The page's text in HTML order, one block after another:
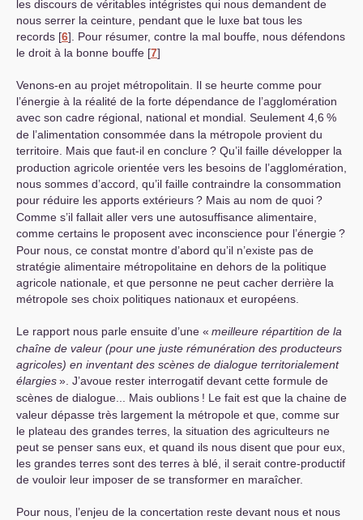
les discours de véritables intégristes qui nous demandent de
nous serrer la ceinture, pendant que le luxe bat tous les
records [6] . Pour résumer, contre la mal bouffe, nous défendons
le droit à la bonne bouffe [7]
Venons-en au projet métropolitain. Il se heurte comme pour
l’énergie à la réalité de la forte dépendance de l’agglomération
avec son cadre régional, national et mondial. Seulement 4,6 %
de l’alimentation consommée dans la métropole provient du
territoire. Mais que faut-il en conclure? Qu’il faille développer la
production agricole orientée vers les besoins de l’agglomération,
nous sommes d’accord, qu’il faille contraindre la consommation
pour réduire les apports extérieurs? Mais au nom de quoi?
Comme s’il fallait aller vers une autosuffisance alimentaire,
comme certains le proposent avec inconscience pour l’énergie?
Pour nous, ce constat montre d’abord qu’il n’existe pas de
stratégie alimentaire métropolitaine en dehors de la politique
agricole nationale, et que personne ne peut cacher derrière la
métropole ses choix politiques nationaux et européens.
Le rapport nous parle ensuite d’une « meilleure répartition de la
chaîne de valeur (pour une juste rémunération des producteurs
agricoles) en inventant des scènes de dialogue territorialement
élargies». J’avoue rester interrogatif devant cette formule de
scènes de dialogue... Mais oublions ! Le fait est que la chaine de
valeur dépasse très largement la métropole et que, comme sur
le plateau des grandes terres, la situation des agriculteurs ne
peut se penser sans eux, et quand ils nous disent que pour eux,
les grandes terres sont des terres à blé, il serait contre-productif
de vouloir leur imposer de se transformer en maraîcher.
Pour nous, l’enjeu de la concertation reste devant nous et nous